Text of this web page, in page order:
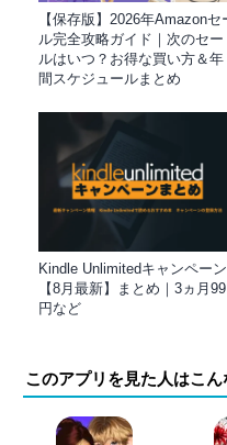
【保存版】2026年Amazonセ
ル完全攻略ガイド｜次のセー
ルはいつ？お得な買い方＆年
間スケジュールまとめ
Kindle Unlimitedキャンペーン
【8月最新】まとめ｜3ヵ月99
円など
このアプリを見た人はこ